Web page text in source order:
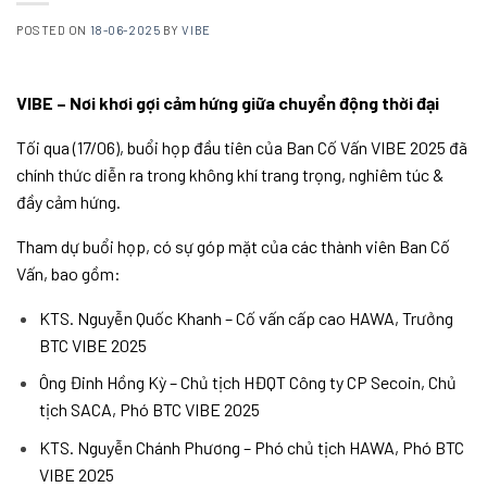
POSTED ON 18-06-2025 BYVIBE
VIBE – Nơi khơi gợi cảm hứng giữa chuyển động thời đại
Tối qua (17/06), buổi họp đầu tiên của Ban Cố Vấn VIBE 2025 đã
chính thức diễn ra trong không khí trang trọng, nghiêm túc &
đầy cảm hứng.
Tham dự buổi họp, có sự góp mặt của các thành viên Ban Cố
Vấn, bao gồm:
KTS. Nguyễn Quốc Khanh – Cố vấn cấp cao HAWA, Trưởng
BTC VIBE 2025
Ông Đinh Hồng Kỳ – Chủ tịch HĐQT Công ty CP Secoin, Chủ
tịch SACA, Phó BTC VIBE 2025
KTS. Nguyễn Chánh Phương – Phó chủ tịch HAWA, Phó BTC
VIBE 2025